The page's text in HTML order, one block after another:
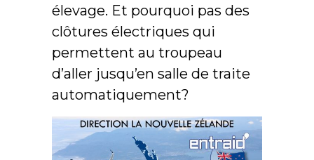
élevage. Et pourquoi pas des
clôtures électriques qui
permettent au troupeau
d’aller jusqu’en salle de traite
automatiquement?